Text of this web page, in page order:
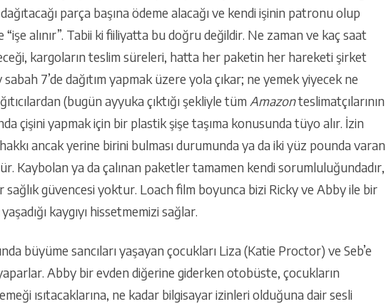
parça başına ödeme alacağı ve kendi işinin patronu olup
alınır”. Tabii ki fiiliyatta bu doğru değildir. Ne zaman ve kaç saat
kargoların teslim süreleri, hatta her paketin her hareketi şirket
7’de dağıtım yapmak üzere yola çıkar; ne yemek yiyecek ne
(bugün ayyuka çıktığı şekliyle tüm Amazonteslimatçılarının
çişini yapmak için bir plastik şişe taşıma konusunda tüyo alır. İzin
ancak yerine birini bulması durumunda ya da iki yüz pounda varan
Kaybolan ya da çalınan paketler tamamen kendi sorumluluğundadır,
sağlık güvencesi yoktur. Loach film boyunca bizi Ricky ve Abby ile bir
kaygıyı hissetmemizi sağlar.
büyüme sancıları yaşayan çocukları Liza (Katie Proctor) ve Seb’e
Abby bir evden diğerine giderken otobüste, çocukların
ısıtacaklarına, ne kadar bilgisayar izinleri olduğuna dair sesli